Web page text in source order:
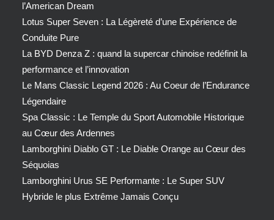
l’American Dream
Lotus Super Seven : La Légèreté d’une Expérience de
Conduite Pure
La BYD Denza Z : quand la supercar chinoise redéfinit la
performance et l’innovation
Le Mans Classic Legend 2026 : Au Coeur de l’Endurance
Légendaire
Spa Classic : Le Temple du Sport Automobile Historique
au Cœur des Ardennes
Lamborghini Diablo GT : Le Diable Orange au Cœur des
Séquoias
Lamborghini Urus SE Performante : Le Super SUV
Hybride le plus Extrême Jamais Conçu